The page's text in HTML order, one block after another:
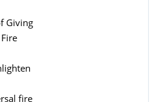
Giving
fire